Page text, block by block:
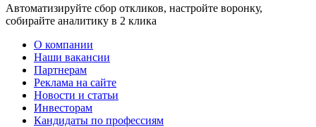
Автоматизируйте сбор откликов, настройте воронку,
собирайте аналитику в 2 клика
О компании
Наши вакансии
Партнерам
Реклама на сайте
Новости и статьи
Инвесторам
Кандидаты по профессиям